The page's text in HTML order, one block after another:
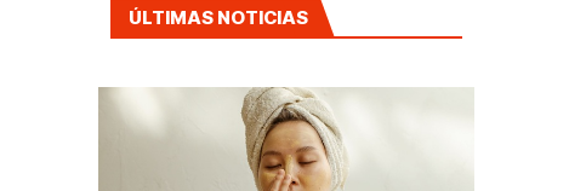
ÚLTIMAS NOTICIAS